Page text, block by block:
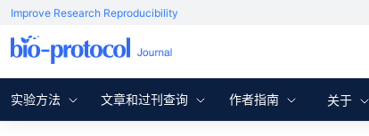
Improve Research Reproducibility
实验方法 文章和过刊查询 作者指南 关于